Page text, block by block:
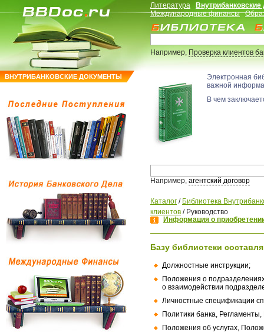
ВНУТРИБАНКОВСКИЕ ДОКУМЕНТЫ
Литература
Международные финансы
Например,Проверка клиентов
Электронная
важной
В чем
Например, агентский договор
Каталог / Библиотека
клиентов / Руководство
Информация о
Базу библиотеки
Должностные инструкции;
Положения о
о взаимодействии
Личностные спецификации
Политики банка,
Положения об услугах,